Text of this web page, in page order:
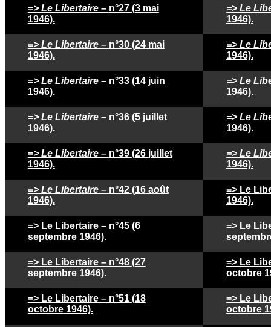
=> Le Libertaire – n°27 (3 mai
1946).
=> Le
1946).
=> Le Libertaire – n°30 (24 mai
1946).
=> Le
1946).
=> Le Libertaire – n°33 (14 juin
1946).
=> Le
1946).
=> Le Libertaire – n°36 (5 juillet
1946).
=> Le
1946).
=> Le Libertaire – n°39 (26 juillet
1946).
=> Le
1946).
=> Le Libertaire – n°42 (16 août
1946).
=> Le
1946).
=> Le Libertaire – n°45 (6
septembre 1946).
=> Le
=> Le Libertaire – n°48 (27
septembre 1946).
=> Le
octobre
=> Le Libertaire – n°51 (18
octobre 1946).
=> Le
octobre